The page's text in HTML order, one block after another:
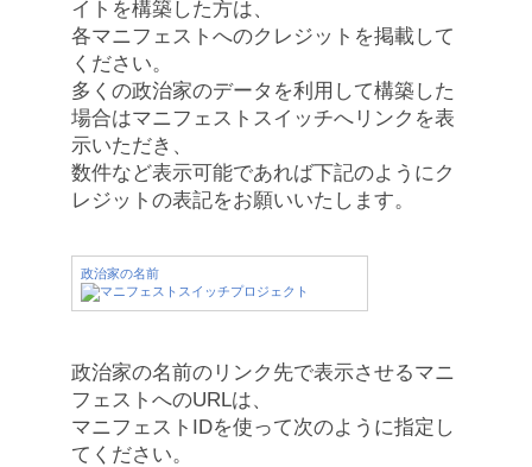
イトを構築した方は、
各マニフェストへのクレジットを掲載して
ください。
多くの政治家のデータを利用して構築した
場合はマニフェストスイッチへリンクを表
示いただき、
数件など表示可能であれば下記のようにク
レジットの表記をお願いいたします。
政治家の名前
政治家の名前のリンク先で表示させるマニ
フェストへのURLは、
マニフェストIDを使って次のように指定し
てください。